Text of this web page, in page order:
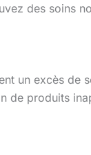
des soins
un excès de
de produits